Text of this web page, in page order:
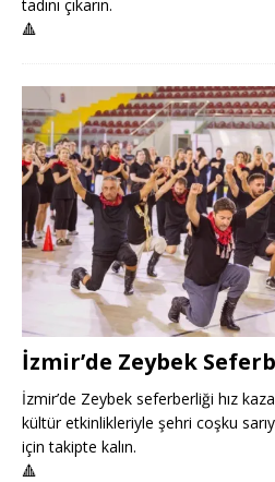
tadını çıkarın.
🔺
İzmir’de Zeybek
İzmir’de Zeybek seferberliği hız
kültür etkinlikleriyle şehri coşku
için takipte kalın.
🔺